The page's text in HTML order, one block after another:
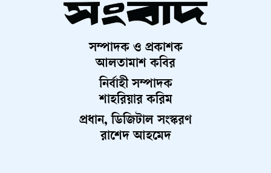
সম্পাদক ও প্রকাশক
আলতামাশ কবির
নির্বাহী সম্পাদক
শাহরিয়ার করিম
প্রধান, ডিজিটাল সংস্করণ
রাশেদ আহমেদ